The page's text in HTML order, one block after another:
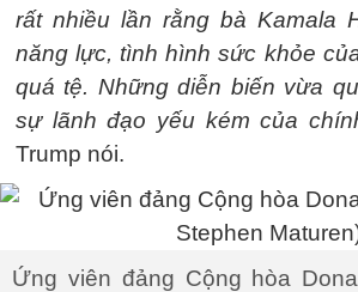
rất nhiều lần rằng bà Kamala
năng lực, tình hình sức khỏe
quá tệ. Những diễn biến vừa
sự lãnh đạo yếu kém của
Trump nói.
Ứng viên đảng Cộng hòa